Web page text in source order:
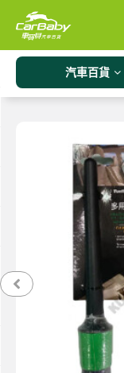
汽車百貨